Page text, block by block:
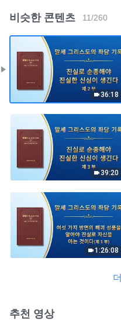
비슷한 콘텐츠 11/260
36:18
39:20
1:26:08
추천 영상